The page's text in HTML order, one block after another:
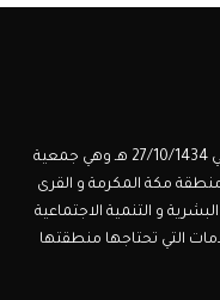
تأسست جمعية نفع الخبرية محافظة جدة في 27/10/1434 هـ وهي جمعية
مكة المكرمة و القرى
و التنمية الاجتماعية
الخدمات التي تحتاجها منطقتها